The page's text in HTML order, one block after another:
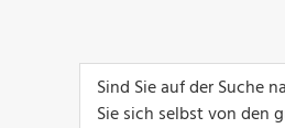
Sind Sie auf der Suche
Sie sich selbst von den